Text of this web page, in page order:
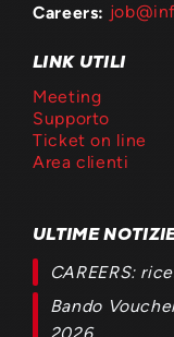
Careers:
LINK UTILI
Meeting
Supporto
Ticket on line
Area clienti
ULTIME
CAREERS:
Bando